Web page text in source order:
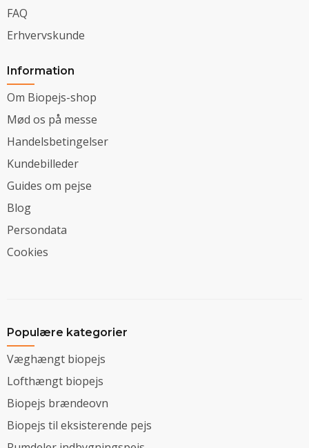
FAQ
Erhvervskunde
Information
Om Biopejs-shop
Mød os på messe
Handelsbetingelser
Kundebilleder
Guides om pejse
Blog
Persondata
Cookies
Populære kategorier
Væghængt biopejs
Lofthængt biopejs
Biopejs brændeovn
Biopejs til eksisterende pejs